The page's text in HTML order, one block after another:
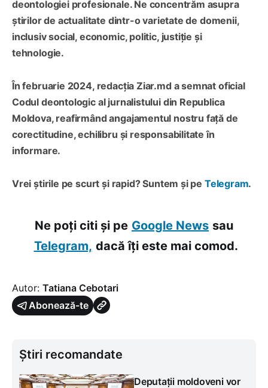
deontologiei profesionale. Ne concentrăm asupra
știrilor de actualitate dintr-o varietate de domenii,
inclusiv social, economic, politic, justiție și
tehnologie.
În februarie 2024, redacția Ziar.md a semnat oficial
Codul deontologic al jurnalistului din Republica
Moldova, reafirmând angajamentul nostru față de
corectitudine, echilibru și responsabilitate în
informare.
Vrei știrile pe scurt și rapid? Suntem și pe Telegram.
Ne poți citi și pe Google News sau
Telegram, dacă îți este mai comod.
Autor: Tatiana Cebotari
Abonează-te
Știri recomandate
Deputații moldoveni vor